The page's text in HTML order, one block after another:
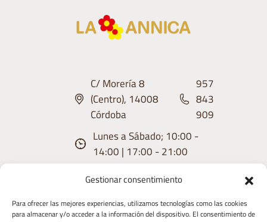
Gestionar consentimiento
Para ofrecer las mejores experiencias, utilizamos tecnologías como las cookies
para almacenar y/o acceder a la información del dispositivo. El consentimiento de
C/ Morería 8
(Centro), 14008
Córdoba
957
843
909
Lunes a Sábado; 10:00 -
14:00 | 17:00 - 21:00